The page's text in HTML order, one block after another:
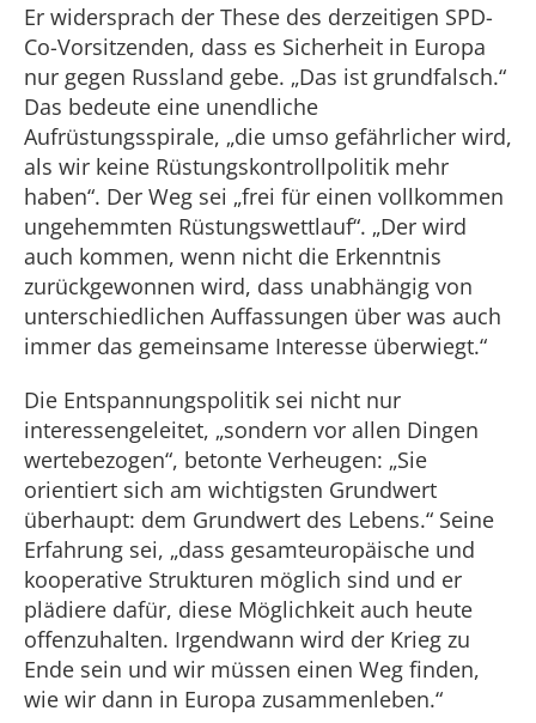
Er widersprach der These des derzeitigen SPD-
Co-Vorsitzenden, dass es Sicherheit in Europa
nur gegen Russland gebe. „Das ist grundfalsch.“
Das bedeute eine unendliche
Aufrüstungsspirale, „die umso gefährlicher wird,
als wir keine Rüstungskontrollpolitik mehr
haben“. Der Weg sei „frei für einen vollkommen
ungehemmten Rüstungswettlauf“. „Der wird
auch kommen, wenn nicht die Erkenntnis
zurückgewonnen wird, dass unabhängig von
unterschiedlichen Auffassungen über was auch
immer das gemeinsame Interesse überwiegt.“
Die Entspannungspolitik sei nicht nur
interessengeleitet, „sondern vor allen Dingen
wertebezogen“, betonte Verheugen: „Sie
orientiert sich am wichtigsten Grundwert
überhaupt: dem Grundwert des Lebens.“ Seine
Erfahrung sei, „dass gesamteuropäische und
kooperative Strukturen möglich sind und er
plädiere dafür, diese Möglichkeit auch heute
offenzuhalten. Irgendwann wird der Krieg zu
Ende sein und wir müssen einen Weg finden,
wie wir dann in Europa zusammenleben.“